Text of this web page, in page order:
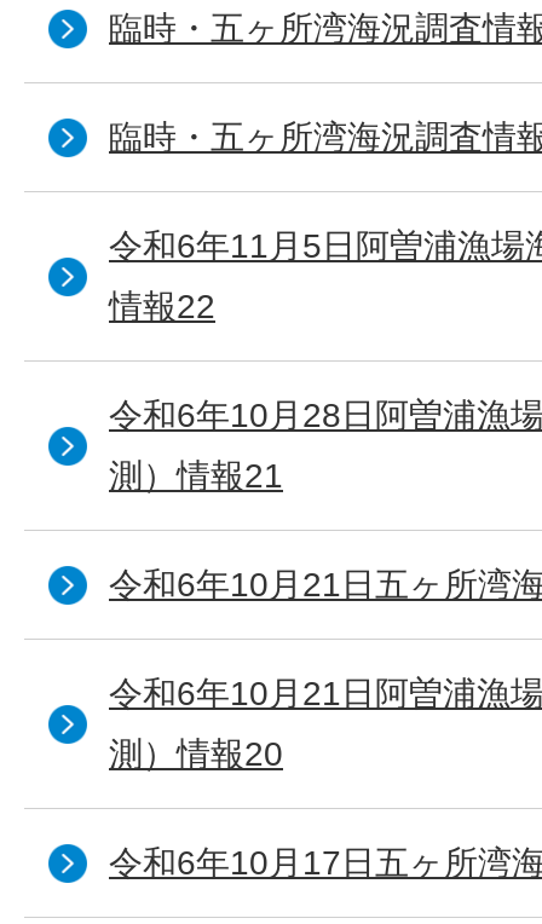
臨時・五ヶ所湾海況調査情
臨時・五ヶ所湾海況調査情
令和6年11月5日阿曽浦漁場
情報22
令和6年10月28日阿曽浦漁
測）情報21
令和6年10月21日五ヶ所湾
令和6年10月21日阿曽浦漁
測）情報20
令和6年10月17日五ヶ所湾